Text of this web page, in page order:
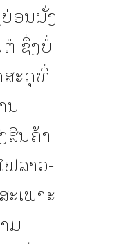
ອນນັ່ງ
ຊຶ່ງບໍ່
ະດຸທີ່
ນ
ສິນຄ້າ
ລາວ-
ເພາະ
ມ